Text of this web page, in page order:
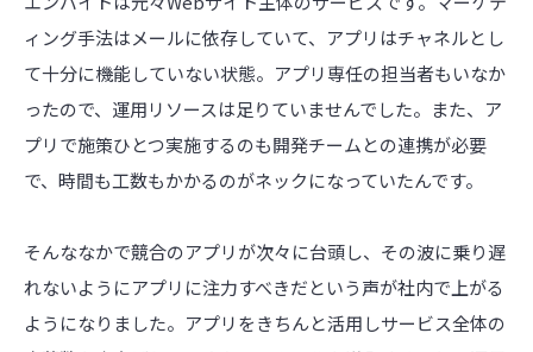
ィング手法はメールに依存していて、アプリはチャネルとし
て十分に機能していない状態。アプリ専任の担当者もいなか
ったので、運用リソースは足りていませんでした。また、ア
プリで施策ひとつ実施するのも開発チームとの連携が必要
で、時間も工数もかかるのがネックになっていたんです。
そんななかで競合のアプリが次々に台頭し、その波に乗り遅
れないようにアプリに注力すべきだという声が社内で上がる
ようになりました。アプリをきちんと活用しサービス全体の